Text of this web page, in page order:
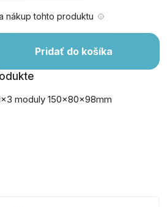
nákup tohto produktu
Pridať do košíka
moduly 150x80x98mm